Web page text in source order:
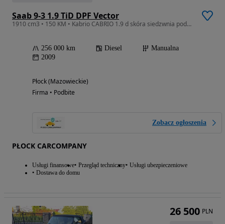
Saab 9-3 1.9 TiD DPF Vector
1910 cm3 • 150 KM • Kabrio CABRIO 1.9 d skóra siedzwnia podgrzewane
256 000 km Diesel
Manualna
2009
Płock (Mazowieckie)
Firma • Podbite
Zobacz ogłoszenia
PŁOCK CARCOMPANY
Usługi finansowe Przegląd techniczny Usługi ubezpieczeniowe
Dostawa do domu
26 500 PLN